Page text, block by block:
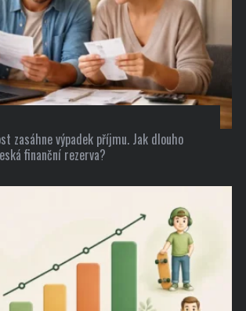
zasáhne výpadek příjmu. Jak dlouho
finanční rezerva?